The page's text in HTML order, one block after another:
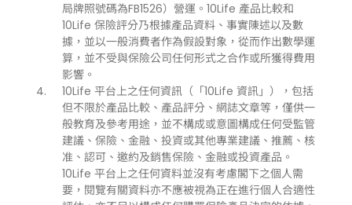
局牌照號碼為FB1526）營運。10Life 產品比較和
10Life 保險評分乃根據產品資料、事實陳述以及數
據，並以一般消費者作為假設對象，從而作出數學運
算，並不受與保險公司任何形式之合作或所獲得費用
影響。
10Life 平台上之任何資訊（「10Life 資訊」），包括
但不限於產品比較、產品評分、網誌文章等，僅供一
般教育及參考用途，並不構成或意圖構成任何受監管
建議、保險、金融、投資或其他專業建議、推薦、核
准、認可、邀約及銷售保險、金融或投資產品。
10Life 平台上之任何資料並沒有考慮閣下之個人需
要，閱覽有關資料亦不應被視為正在進行個人合適性